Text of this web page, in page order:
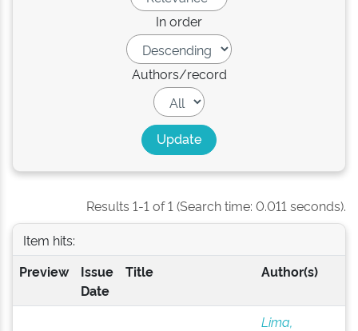
In order
Authors/record
Results 1-1 of 1 (Search time: 0.011 seconds).
Item hits:
Preview
Issue
Date
Title Author(s)
Lima,